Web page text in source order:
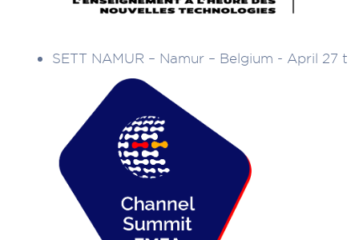
SETT NAMUR – Namur – Belgium - April 27